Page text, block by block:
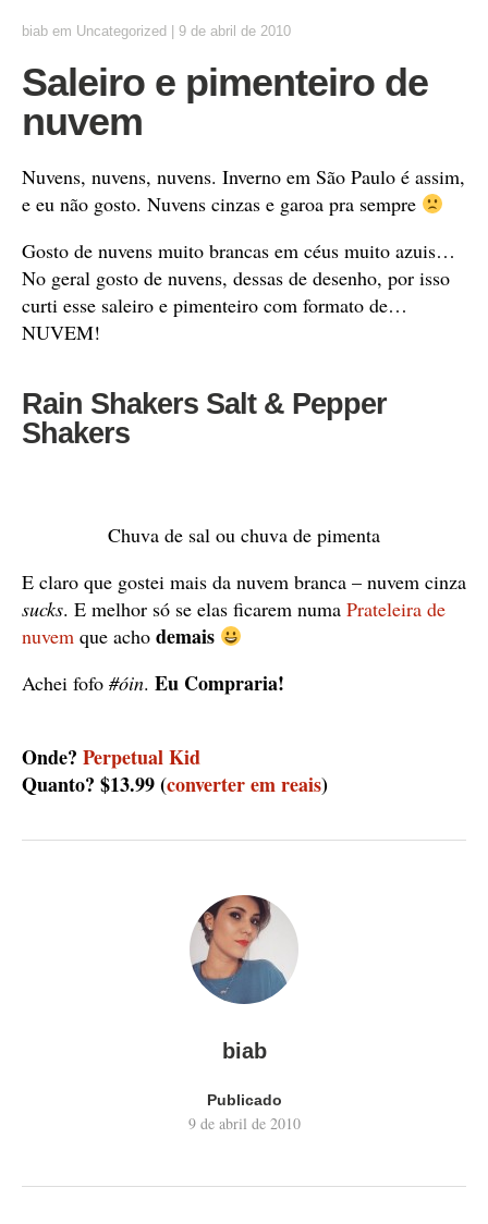
biab em Uncategorized 9 de abril de 2010
Saleiro e pimenteiro de
nuvem
Nuvens, nuvens, nuvens. Inverno em São Paulo é assim,
e eu não gosto. Nuvens cinzas e garoa pra sempre
Gosto de nuvens muito brancas em céus muito azuis…
No geral gosto de nuvens, dessas de desenho, por isso
curti esse saleiro e pimenteiro com formato de…
NUVEM!
Rain Shakers Salt & Pepper
Shakers
Chuva de sal ou chuva de pimenta
E claro que gostei mais da nuvem branca – nuvem cinza
sucks. E melhor só se elas ficarem numa Prateleira de
nuvem que acho demais
Achei fofo #óin. Eu Compraria!
Onde? Perpetual Kid
Quanto? $13.99 (converter em reais)
biab
Publicado
9 de abril de 2010